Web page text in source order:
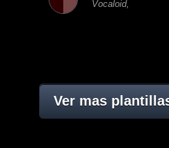
Vocaloid,
Ver mas